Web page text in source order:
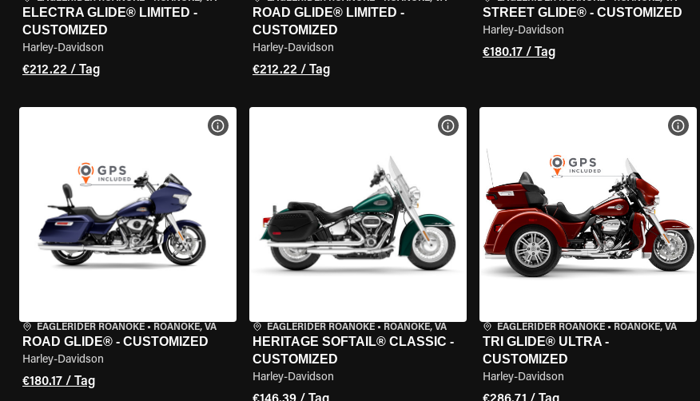
ELECTRA GLIDE® LIMITED -
CUSTOMIZED
Harley-Davidson
€212.22 / Tag
ROAD GLIDE® LIMITED -
CUSTOMIZED
Harley-Davidson
€212.22 / Tag
STREET GLIDE® - CUSTOMIZED
Harley-Davidson
€180.17 / Tag
EAGLERIDER ROANOKE • ROANOKE, VA
ROAD GLIDE® - CUSTOMIZED
Harley-Davidson
€180.17 / Tag
MOTORRAD-DETAILS ANZEIGEN
EAGLERIDER ROANOKE• ROANOKE, VA
HERITAGE SOFTAIL® CLASSIC -
CUSTOMIZED
Harley-Davidson
MOTORRAD-DETAILS ANZEIGEN
EAGLERIDER ROANOKE• ROANOKE, VA
TRI GLIDE® ULTRA -
CUSTOMIZED
Harley-Davidson